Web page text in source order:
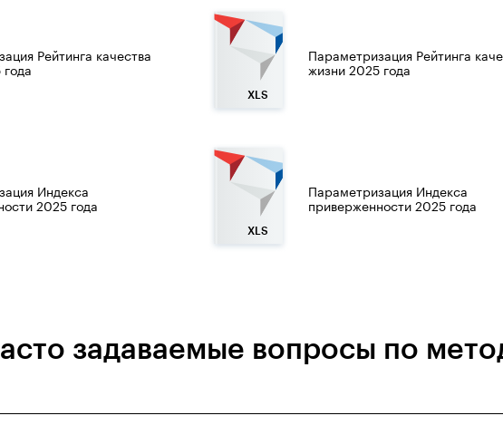
Рейтинга качества Параметризация Рейтинга
жизни 2025 года
Индекса
2025 года
Параметризация Индекса
приверженности 2025 года
задаваемые вопросы по